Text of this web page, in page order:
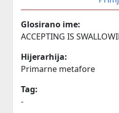
Glosirano ime:
ACCEPTING IS
Hijerarhija:
Primarne metafore
Tag:
-